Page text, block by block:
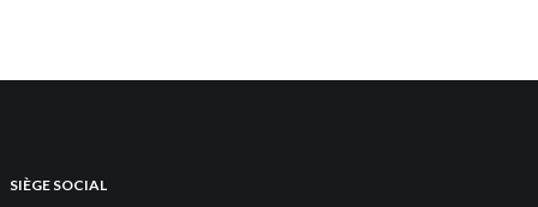
SIÈGE SOCIAL